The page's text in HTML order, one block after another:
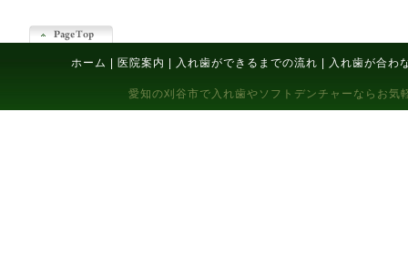
ホーム 医院案内 入れ歯ができるまでの流れ 入れ歯が合わ
愛知の刈谷市で入れ歯やソフトデンチャーなら